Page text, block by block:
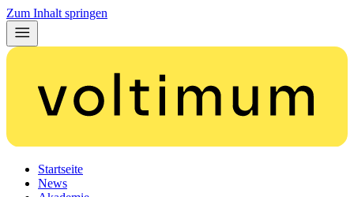
Zum Inhalt springen
Startseite
News